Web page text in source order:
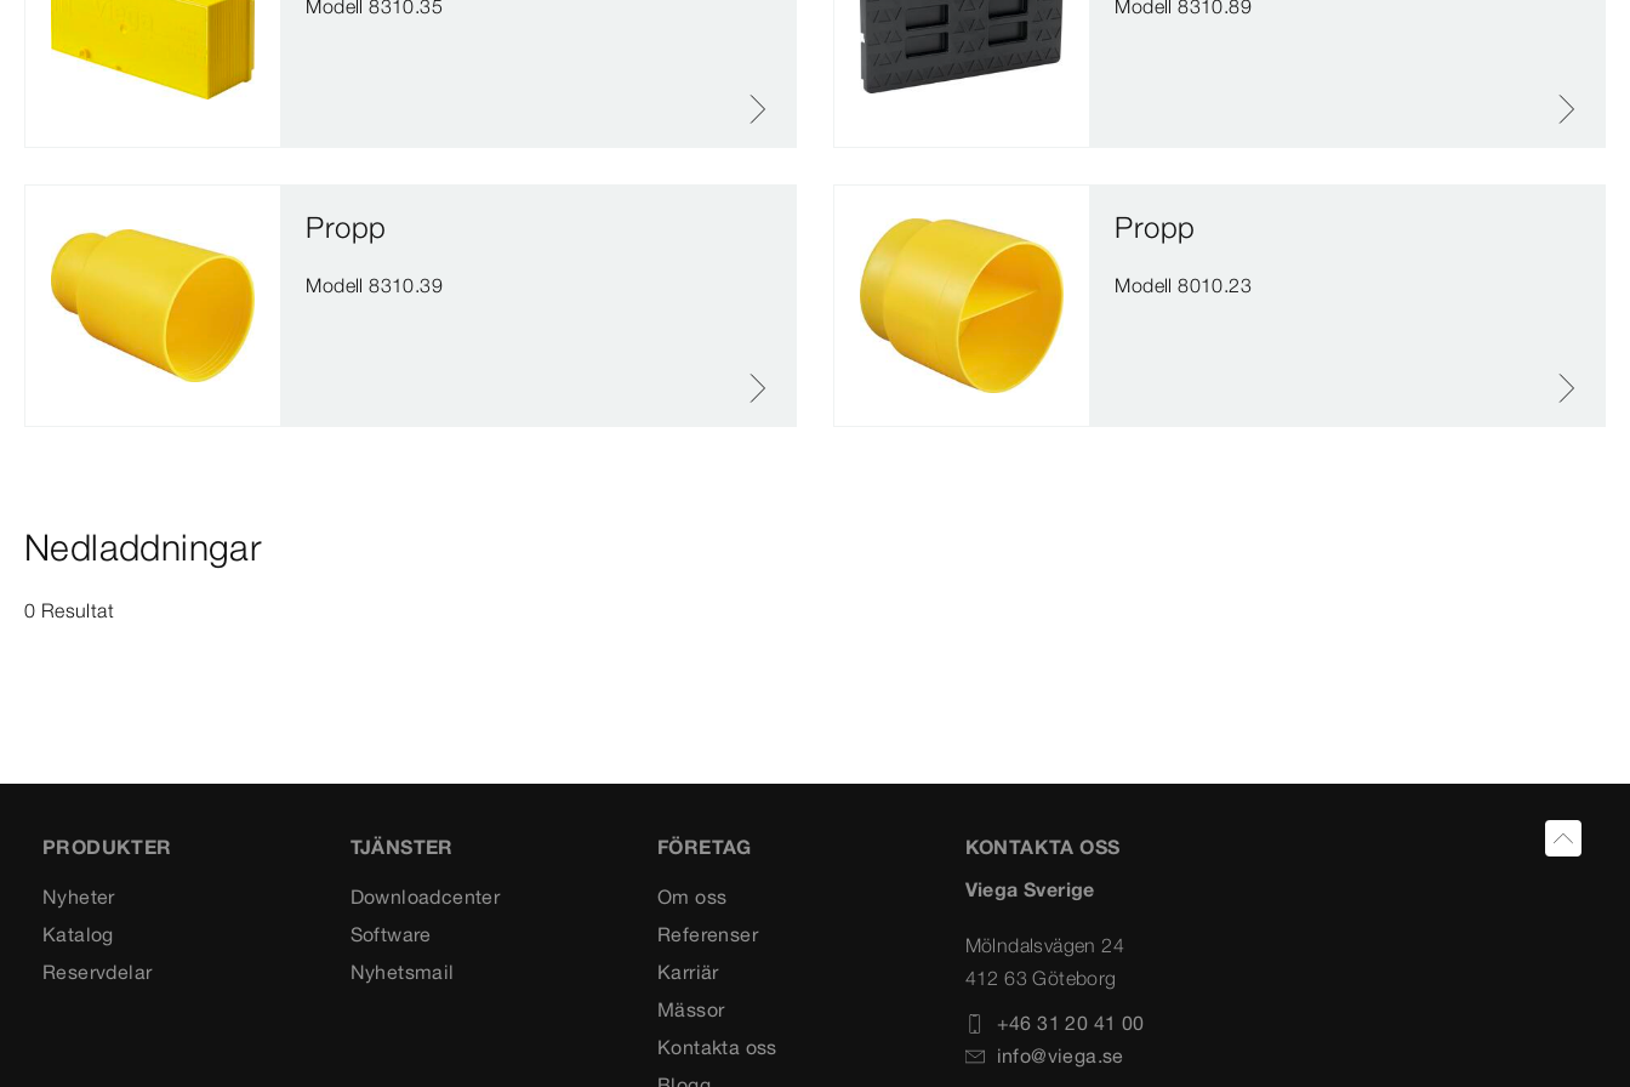
Modell 8310.35 Modell 8310.89
Propp
Modell 8310.39
Propp
Modell 8010.23
Nedladdningar
0 Resultat
PRODUKTER
Nyheter
Katalog
Reservdelar
TJÄNSTER
Downloadcenter
Software
Nyhetsmail
FÖRETAG
Om oss
Referenser
Karriär
Mässor
Kontakta oss
KONTAKTA OSS
Viega Sverige
Mölndalsvägen 24
412 63 Göteborg
+46 31 20 41 00
info@viega.se